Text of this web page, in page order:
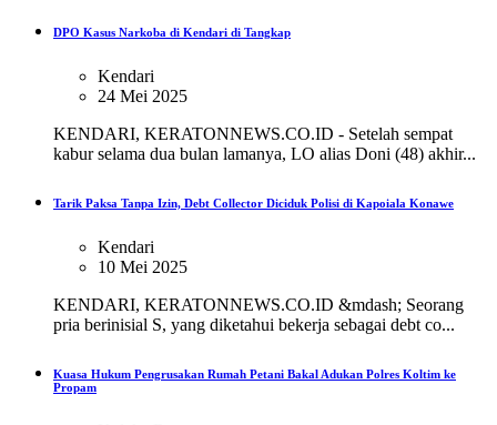
DPO Kasus Narkoba di Kendari di Tangkap
Kendari
24 Mei 2025
KENDARI, KERATONNEWS.CO.ID - Setelah sempat
kabur selama dua bulan lamanya, LO alias Doni (48) akhir...
Tarik Paksa Tanpa Izin, Debt Collector Diciduk Polisi di Kapoiala Konawe
Kendari
10 Mei 2025
KENDARI, KERATONNEWS.CO.ID &mdash; Seorang
pria berinisial S, yang diketahui bekerja sebagai debt co...
Kuasa Hukum Pengrusakan Rumah Petani Bakal Adukan Polres Koltim ke
Propam